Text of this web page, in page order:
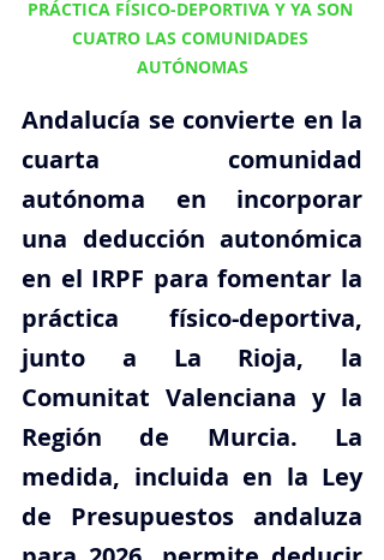
PRÁCTICA FÍSICO-DEPORTIVA Y YA SON
CUATRO LAS COMUNIDADES
AUTÓNOMAS
Andalucía se convierte en la
cuarta comunidad
autónoma en incorporar
una deducción autonómica
en el IRPF para fomentar la
práctica físico-deportiva,
junto a La Rioja, la
Comunitat Valenciana y la
Región de Murcia. La
medida, incluida en la Ley
de Presupuestos andaluza